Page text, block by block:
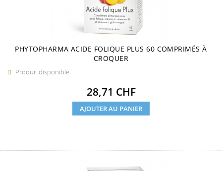
PHYTOPHARMA ACIDE FOLIQUE PLUS 60 COMPRIMÉS À
CROQUER
 Produit disponible
Prix
28,71 CHF
AJOUTER AU PANIER